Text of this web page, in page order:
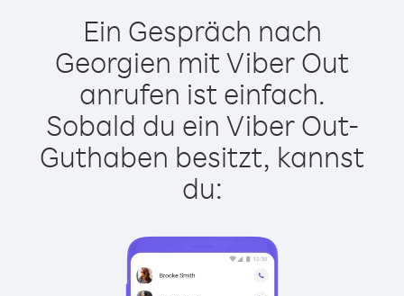
Ein Gespräch nach
Georgien mit Viber Out
anrufen ist einfach.
Sobald du ein Viber Out-
Guthaben besitzt, kannst
du: